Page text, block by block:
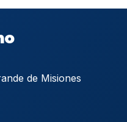
de Misiones